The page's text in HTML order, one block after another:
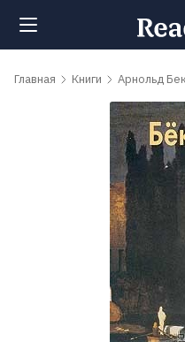
Поиск
обсуждаемые
Главная Книги Арнольд